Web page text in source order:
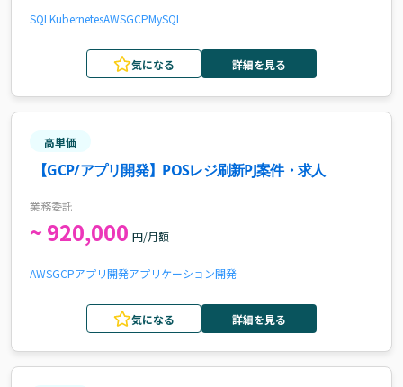
SQL KubernetesAWSGCPMySQL
気になる 詳細を見る
高単価
【GCP/アプリ開発】POSレジ刷新PJ案件・求人
業務委託
~ 920,000 円/月額
AWSGCPアプリ開発アプリケーション開発
気になる 詳細を見る